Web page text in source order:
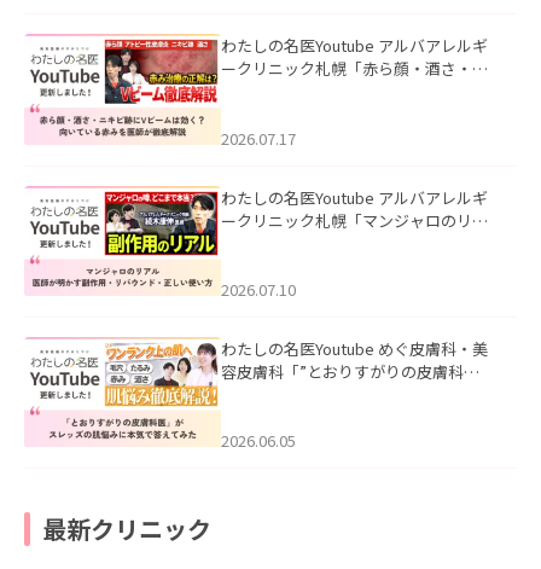
わたしの名医Youtube アルバアレルギ
ークリニック札幌「赤ら顔・酒さ・ニ
した。
2026.07.17
わたしの名医Youtube アルバアレルギ
ークリニック札幌「マンジャロのリア
た。
2026.07.10
わたしの名医Youtube めぐ皮膚科・美
容皮膚科「”とおりすがりの皮膚科
2026.06.05
最新クリニック